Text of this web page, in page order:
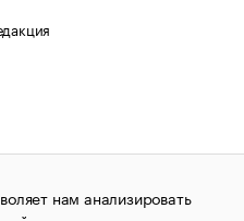
авторских прав
1995–2026.Сообщения
нам анализировать